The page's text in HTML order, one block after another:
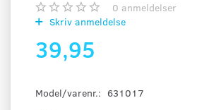
0 anmeldelser
Skriv anmeldelse
39,95
Model/varenr.: 631017